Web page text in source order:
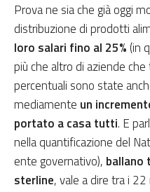
Prova ne sia che già oggi
distribuzione di prodotti
loro salari fino al 25% (in
più che altro di aziende
percentuali sono state
mediamente un
portato a casa tutti. E
nella quantificazione del
ente governativo), ballano
sterline, vale a dire tra i